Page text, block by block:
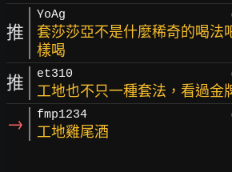
推
YoAg
套莎莎亞不是什麼稀奇的喝法
樣喝
推 et310
工地也不只一種套法，看過金
→ fmp1234
工地雞尾酒